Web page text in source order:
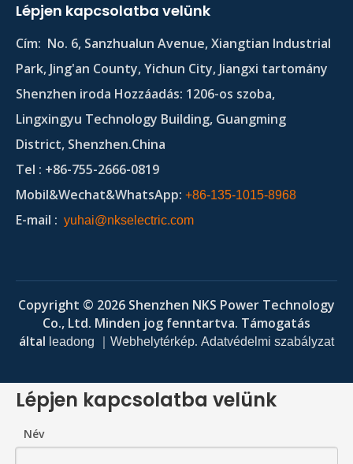
Lépjen kapcsolatba velünk
Cím: No. 6, Sanzhualun Avenue, Xiangtian Industrial
Park, Jing'an County, Yichun City, Jiangxi tartomány
Shenzhen iroda Hozzáadás: 1206-os szoba,
Lingxingyu Technology Building, Guangming
District, Shenzhen.China
Tel : +86-755-2666-0819
Mobil&Wechat&WhatsApp: +86-135-1015-8968
E-mail : yuhai@nkselectric.com
Copyright © 2026 Shenzhen NKS Power Technology
Co., Ltd. Minden jog fenntartva. Támogatás
által leadong ｜ Webhelytérkép. Adatvédelmi szabályzat
Lépjen kapcsolatba velünk
Név